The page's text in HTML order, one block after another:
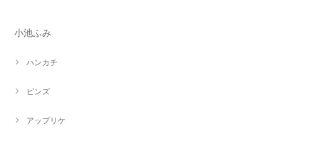
小池ふみ
ハンカチ
ピンズ
アップリケ